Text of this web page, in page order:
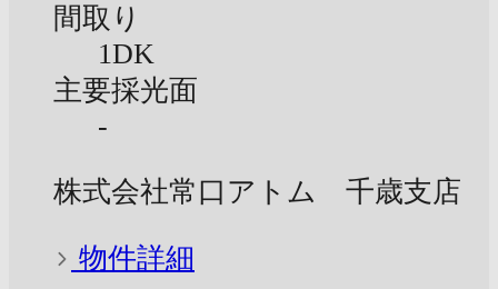
間取り
1DK
主要採光面
-
株式会社常口アトム 千歳支店
物件詳細